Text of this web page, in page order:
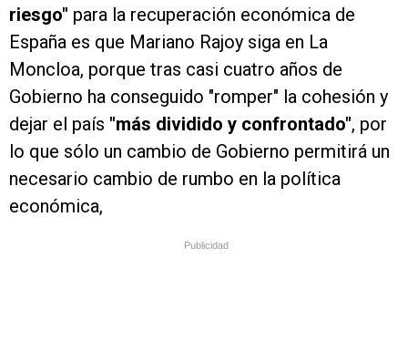
riesgo" para la recuperación económica de
España es que Mariano Rajoy siga en La
Moncloa, porque tras casi cuatro años de
Gobierno ha conseguido "romper" la cohesión y
dejar el país "más dividido y confrontado", por
lo que sólo un cambio de Gobierno permitirá un
necesario cambio de rumbo en la política
económica,
Publicidad